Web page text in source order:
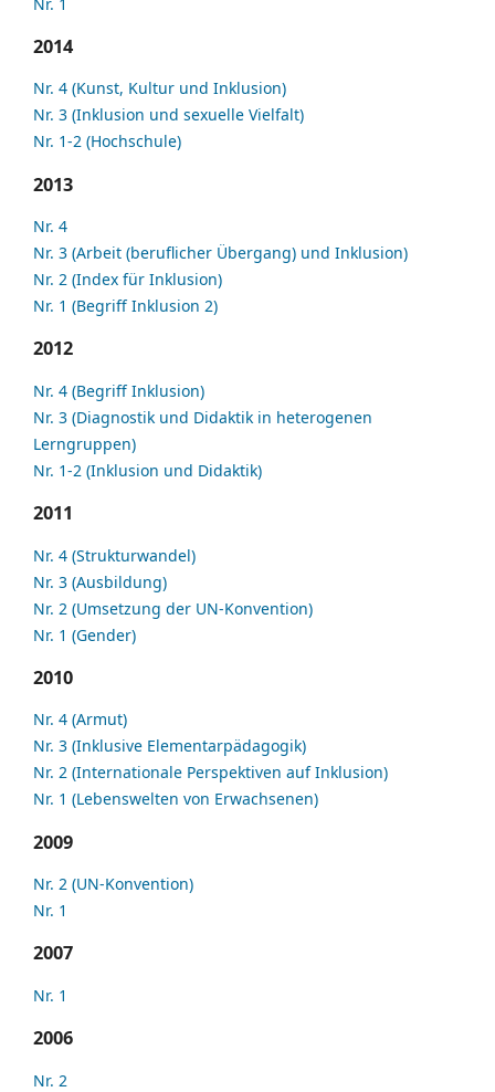
2014
Nr. 4 (Kunst, Kultur und Inklusion)
Nr. 3 (Inklusion und sexuelle Vielfalt)
Nr. 1-2 (Hochschule)
2013
Nr. 4
Nr. 3 (Arbeit (beruflicher Übergang) und Inklusion)
Nr. 2 (Index für Inklusion)
Nr. 1 (Begriff Inklusion 2)
2012
Nr. 4 (Begriff Inklusion)
Nr. 3 (Diagnostik und Didaktik in heterogenen
Lerngruppen)
Nr. 1-2 (Inklusion und Didaktik)
2011
Nr. 4 (Strukturwandel)
Nr. 3 (Ausbildung)
Nr. 2 (Umsetzung der UN-Konvention)
Nr. 1 (Gender)
2010
Nr. 4 (Armut)
Nr. 3 (Inklusive Elementarpädagogik)
Nr. 2 (Internationale Perspektiven auf Inklusion)
Nr. 1 (Lebenswelten von Erwachsenen)
2009
Nr. 2 (UN-Konvention)
Nr. 1
2007
Nr. 1
2006
Nr. 2